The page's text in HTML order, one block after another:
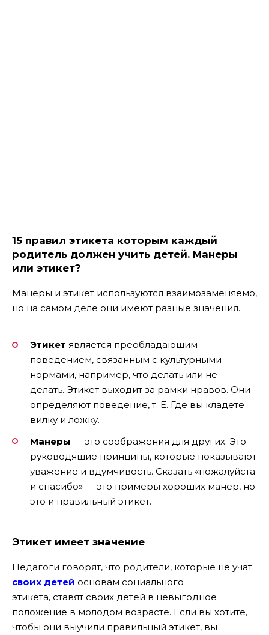
15 правил этикета которым каждый
родитель должен учить детей. Манеры
или этикет?
Манеры и этикет используются взаимозаменяемо,
но на самом деле они имеют разные значения.
Этикет является преобладающим
поведением, связанным с культурными
нормами, например, что делать или не
делать. Этикет выходит за рамки нравов. Они
определяют поведение, т. Е. Где вы кладете
вилку и ложку.
Манеры — это соображения для других. Это
руководящие принципы, которые показывают
уважение и вдумчивость. Сказать «пожалуйста
и спасибо» — это примеры хороших манер, но
это и правильный этикет.
Этикет имеет значение
Педагоги говорят, что родители, которые не учат
своих детей основам социального
этикета, ставят своих детей в невыгодное
положение в молодом возрасте. Если вы хотите,
чтобы они выучили правильный этикет, вы